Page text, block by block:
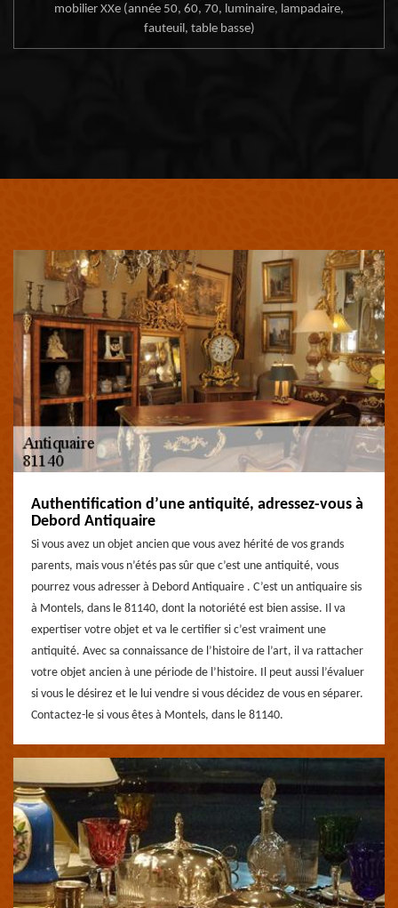
mobilier XXe (année 50, 60, 70, luminaire, lampadaire,
fauteuil, table basse)
Authentification d’une antiquité, adressez-vous à
Debord Antiquaire
Si vous avez un objet ancien que vous avez hérité de vos grands
parents, mais vous n’étés pas sûr que c’est une antiquité, vous
pourrez vous adresser à Debord Antiquaire . C’est un antiquaire sis
à Montels, dans le 81140, dont la notoriété est bien assise. Il va
expertiser votre objet et va le certifier si c’est vraiment une
antiquité. Avec sa connaissance de l’histoire de l’art, il va rattacher
votre objet ancien à une période de l’histoire. Il peut aussi l’évaluer
si vous le désirez et le lui vendre si vous décidez de vous en séparer.
Contactez-le si vous êtes à Montels, dans le 81140.